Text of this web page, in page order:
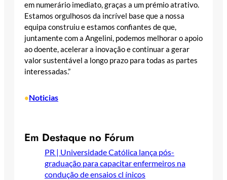
em numerário imediato, graças a um prémio atrativo.
Estamos orgulhosos da incrível base que a nossa
equipa construiu e estamos confiantes de que,
juntamente com a Angelini, podemos melhorar o apoio
ao doente, acelerar a inovação e continuar a gerar
valor sustentável a longo prazo para todas as partes
interessadas.”
•Noticias
Em Destaque no Fórum
PR | Universidade Católica lança pós-
graduação para capacitar enfermeiros na
condução de ensaios cl ínicos